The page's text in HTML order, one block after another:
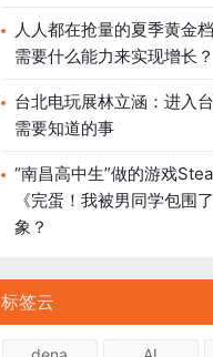
人人都在抢量的夏季黄金
需要什么能力来实现增长？
台北电玩展林立涵：进入
需要知道的事
“南昌高中生”做的游戏
《完蛋！我被男同学包围
象？
标签云